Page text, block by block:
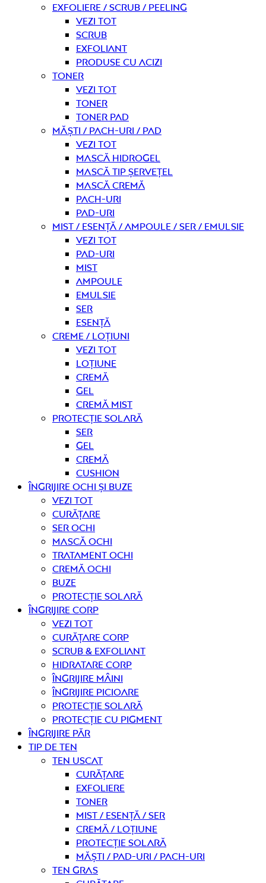
Exfoliere / Scrub / Peeling
Vezi tot
Scrub
Exfoliant
Produse cu acizi
Toner
Vezi tot
Toner
Toner pad
Măști / Pach-uri / Pad
Vezi tot
Mască hidrogel
Mască tip șervețel
Mască Cremă
Pach-uri
Pad-uri
Mist / Esență / Ampoule / Ser / Emulsie
Vezi tot
Pad-uri
Mist
Ampoule
Emulsie
Ser
Esență
Creme / Loțiuni
Vezi tot
Loțiune
Cremă
Gel
Cremă mist
Protecție solară
Ser
Gel
Cremă
Cushion
Îngrijire OCHI ȘI BUZE
Vezi tot
curățare
Ser ochi
Mască ochi
Tratament ochi
Cremă ochi
Buze
Protecție solară
Îngrijire CORP
Vezi tot
curățare corp
Scrub & exfoliant
Hidratare corp
Îngrijire mâini
Îngrijire picioare
Protecție solară
Protecție cu pigment
Îngrijire PĂR
TIP DE TEN
Ten uscat
curățare
Exfoliere
Toner
Mist / Esență / Ser
Cremă / Loțiune
Protecție solară
Măști / Pad-uri / Pach-uri
Ten gras